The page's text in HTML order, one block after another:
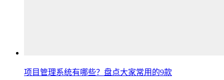
项目管理系统有哪些？盘点大家常用的9款